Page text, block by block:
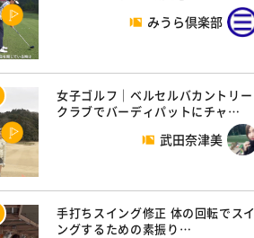
みうら倶楽部
女子ゴルフ｜ベルセルバカントリー
クラブでバーディパットにチャ…
武田奈津美
手打ちスイング修正 体の回転でスイ
ングするための素振り…